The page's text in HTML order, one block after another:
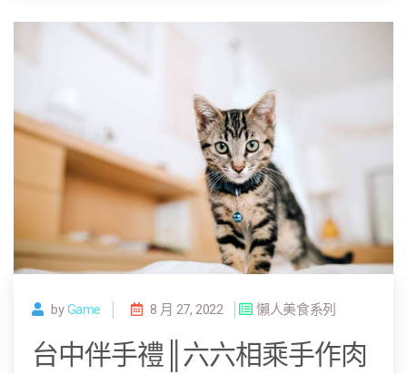
byGame 8 月 27, 2022 懶人美食系列
台中伴手禮║六六相乘手作肉